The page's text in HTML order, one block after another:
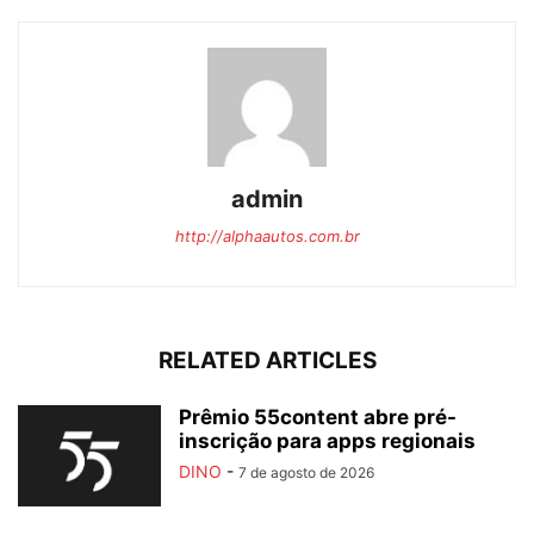
admin
http://alphaautos.com.br
RELATED ARTICLES
Prêmio 55content abre pré-
inscrição para apps regionais
DINO - 7 de agosto de 2026